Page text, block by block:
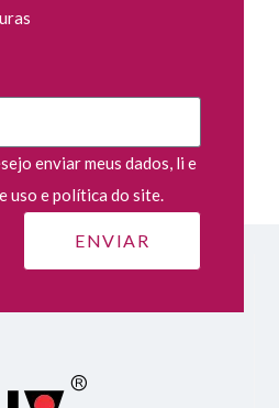
enviar meus dados, li e
uso e política do site.